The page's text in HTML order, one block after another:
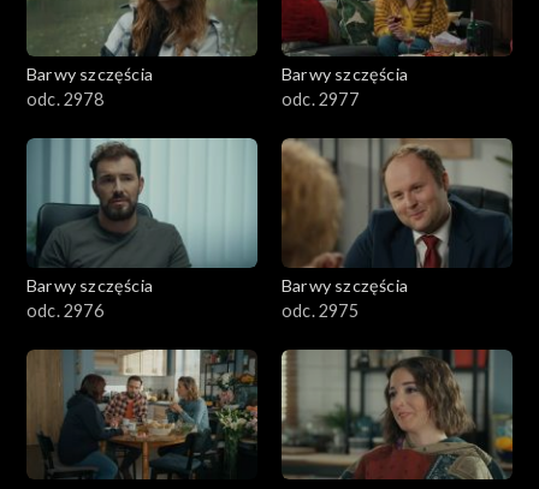
Barwy szczęścia
odc. 2978
Barwy szczęścia
odc. 2977
Barwy szczęścia
odc. 2976
Barwy szczęścia
odc. 2975